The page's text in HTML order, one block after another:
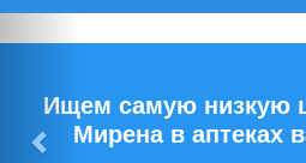
Ищем самую низкую
Мирена в аптеках